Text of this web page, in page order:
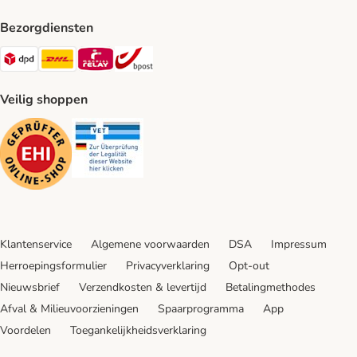
Bezorgdiensten
Dpd Shipping Method
DHL Shipping Method
Mondial Relay Shipping Method
Veilig shoppen
Security
Klantenservice Algemene voorwaarden DSA
Impressum
Herroepingsformulier
Privacyverklaring
Opt-out
Nieuwsbrief
Verzendkosten & levertijd
Betalingmethodes
Afval & Milieuvoorzieningen
Spaarprogramma
App
Voordelen
Toegankelijkheidsverklaring